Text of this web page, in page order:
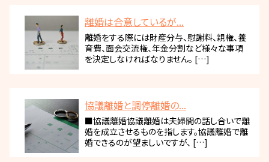
離婚は合意しているが...
離婚をする際には財産分与、慰謝料、親権、養
育費、面会交流権、年金分割など様々な事項
を決定しなければなりません。 […]
協議離婚と調停離婚の...
■協議離婚協議離婚は夫婦間の話し合いで離
婚を成立させるものを指します。協議離婚で離
婚できるのが望ましいですが、 […]